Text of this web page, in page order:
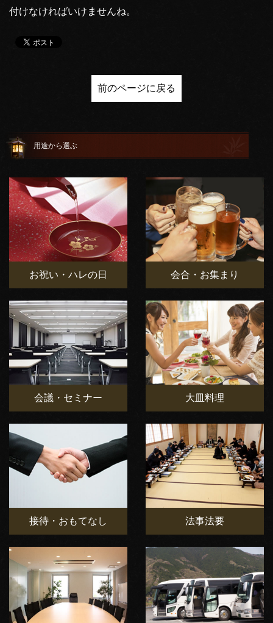
付けなければいけませんね。
前のページに戻る
用途から選ぶ
お祝い・ハレの日 会合・お集まり
会議・セミナー 大皿料理
接待・おもてなし 法事法要